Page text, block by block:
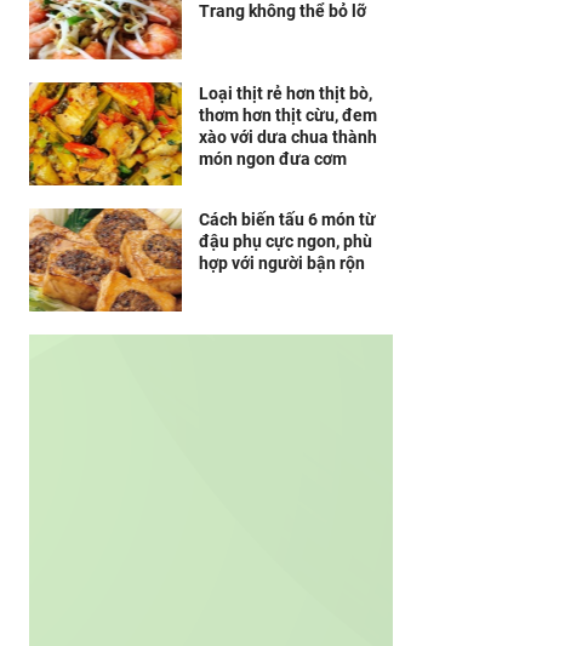
Trang không thể bỏ lỡ
Loại thịt rẻ hơn thịt bò,
thơm hơn thịt cừu, đem
xào với dưa chua thành
món ngon đưa cơm
Cách biến tấu 6 món từ
đậu phụ cực ngon, phù
hợp với người bận rộn